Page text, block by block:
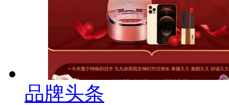
品牌头条